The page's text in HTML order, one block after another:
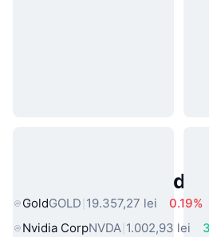
Active Populare din
GoldGOLD 19.357,27 lei
0.19%
Nvidia CorpNVDA 1.002,93 lei